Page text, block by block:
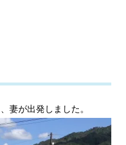
妻が出発しました。